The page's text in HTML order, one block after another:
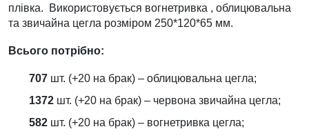
плівка. Використовується вогнетривка , облицювальна
та звичайна цегла розміром 250*120*65 мм.
Всього потрібно:
707 шт. (+20 на брак) – облицювальна цегла;
1372 шт. (+20 на брак) – червона звичайна цегла;
582 шт. (+20 на брак) – вогнетривка цегла;